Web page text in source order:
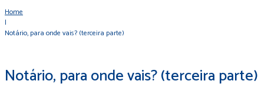
Home
|
Notário, para onde vais? (terceira parte)
Notário, para onde vais? (terceira parte)